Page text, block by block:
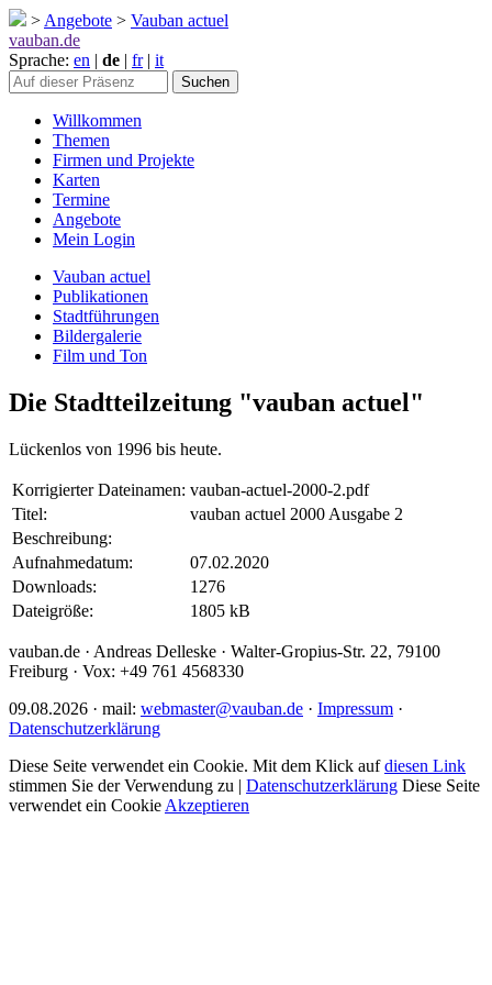
> Angebote > Vauban actuel
vauban.de
Sprache: en | de | fr| it
Willkommen
Themen
Firmen und Projekte
Karten
Termine
Angebote
Mein Login
Vauban actuel
Publikationen
Stadtführungen
Bildergalerie
Film und Ton
Die Stadtteilzeitung "vauban actuel"
Lückenlos von 1996 bis heute.
Korrigierter Dateinamen: vauban-actuel-2000-2.pdf
Titel:
vauban actuel 2000 Ausgabe 2
Beschreibung:
Aufnahmedatum:
07.02.2020
Downloads:
1276
Dateigröße:
1805 kB
vauban.de · Andreas Delleske · Walter-Gropius-Str. 22, 79100
Freiburg · Vox: +49 761 4568330
09.08.2026 · mail: webmaster@vauban.de · Impressum ·
Datenschutzerklärung
Diese Seite verwendet ein Cookie. Mit dem Klick aufdiesen Link
stimmen Sie der Verwendung zu | Datenschutzerklärung Diese Seite
verwendet ein Cookie Akzeptieren